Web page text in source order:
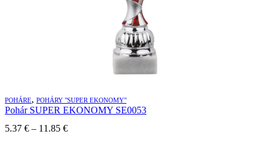
POHÁRE, POHÁRY "SUPER EKONOMY"
Pohár SUPER EKONOMY SE0053
5.37 € – 11.85 €Price